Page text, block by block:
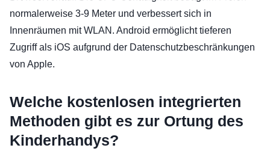
normalerweise 3-9 Meter und verbessert sich in
Innenräumen mit WLAN. Android ermöglicht tieferen
Zugriff als iOS aufgrund der Datenschutzbeschränkungen
von Apple.
Welche kostenlosen integrierten
Methoden gibt es zur Ortung des
Kinderhandys?